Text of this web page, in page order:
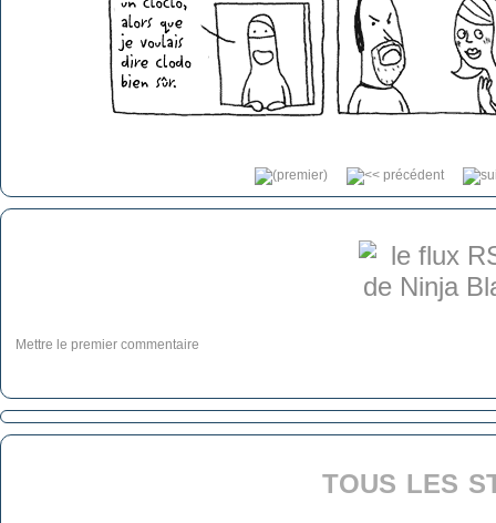
Mettre le premier commentaire
tous les